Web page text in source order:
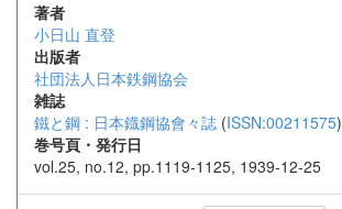
著者
小日山 直登
出版者
社団法人日本鉄鋼協会
雑誌
鐵と鋼 : 日本鐡鋼協會々誌 (ISSN:00211575)
巻号頁・発行日
vol.25, no.12, pp.1119-1125, 1939-12-25